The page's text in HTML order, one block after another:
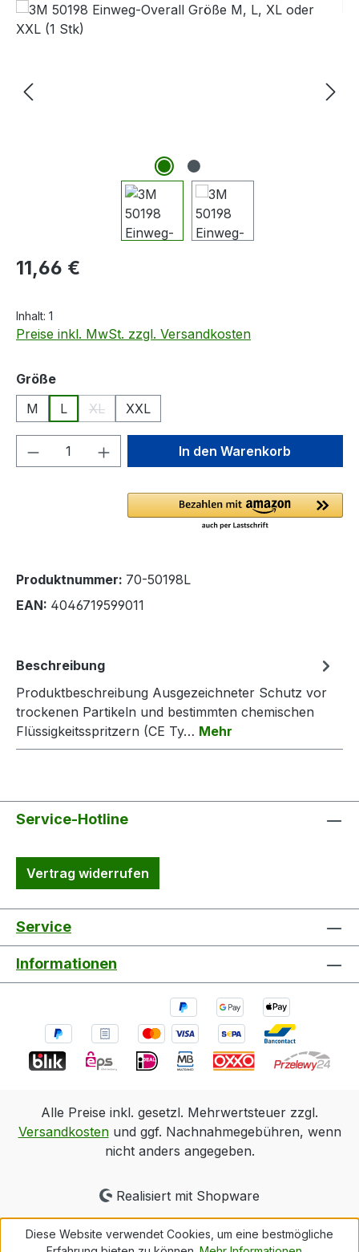
Bildergalerie überspringen
Regulärer Preis:
11,66 €
Inhalt: 1
Preise inkl. MwSt. zzgl. Versandkosten
Größeauswählen
M
L XL
(Diese Option ist zurzeit nicht verfügbar.)
XXL
Produkt Anzahl: Gib denIn den Warenkorb
Produktnummer: 70-50198L
EAN: 4046719599011
Beschreibung
Produktbeschreibung Ausgezeichneter Schutz vor
trockenen Partikeln und bestimmten chemischen
Flüssigkeitsspritzern (CE Ty… Mehr
Service-Hotline
Vertrag widerrufen
Service
Informationen
Alle Preise inkl. gesetzl. Mehrwertsteuer zzgl.
Versandkostenund ggf. Nachnahmegebühren, wenn
nicht anders angegeben.
Realisiert mit Shopware
Diese Website verwendet Cookies, um eine bestmögliche